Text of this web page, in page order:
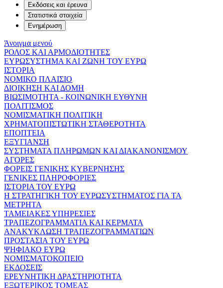
Εκδόσεις και έρευνα
Στατιστικά στοιχεία
Ενημέρωση
Άνοιγμα μενού
ΡΟΛΟΣ ΚΑΙ ΑΡΜΟΔΙΟΤΗΤΕΣ
ΕΥΡΩΣΥΣΤΗΜΑ ΚΑΙ ΖΩΝΗ ΤΟΥ ΕΥΡΩ
ΙΣΤΟΡΙΑ
ΝΟΜΙΚΟ ΠΛΑΙΣΙΟ
ΔΙΟΙΚΗΣΗ ΚΑΙ ΔΟΜΗ
ΒΙΩΣΙΜΟΤΗΤΑ - ΚΟΙΝΩΝΙΚΗ ΕΥΘΥΝΗ
ΠΟΛΙΤΙΣΜΟΣ
ΝΟΜΙΣΜΑΤΙΚΗ ΠΟΛΙΤΙΚΗ
ΧΡΗΜΑΤΟΠΙΣΤΩΤΙΚΗ ΣΤΑΘΕΡΟΤΗΤΑ
ΕΠΟΠΤΕΙΑ
ΕΞΥΓΙΑΝΣΗ
ΣΥΣΤΗΜΑΤΑ ΠΛΗΡΩΜΩΝ ΚΑΙ ΔΙΑΚΑΝΟΝΙΣΜΟΥ
ΑΓΟΡΕΣ
ΦΟΡΕΙΣ ΓΕΝΙΚΗΣ ΚΥΒΕΡΝΗΣΗΣ
ΓΕΝΙΚΕΣ ΠΛΗΡΟΦΟΡΙΕΣ
ΙΣΤΟΡΙΑ ΤΟΥ ΕΥΡΩ
Η ΣΤΡΑΤΗΓΙΚΗ ΤΟΥ ΕΥΡΩΣΥΣΤΗΜΑΤΟΣ ΓΙΑ ΤΑ
ΜΕΤΡΗΤΑ
ΤΑΜΕΙΑΚΕΣ ΥΠΗΡΕΣΙΕΣ
ΤΡΑΠΕΖΟΓΡΑΜΜΑΤΙΑ ΚΑΙ ΚΕΡΜΑΤΑ
ΑΝΑΚΥΚΛΩΣΗ ΤΡΑΠΕΖΟΓΡΑΜΜΑΤΙΩΝ
ΠΡΟΣΤΑΣΙΑ ΤΟΥ ΕΥΡΩ
ΨΗΦΙΑΚΟ ΕΥΡΩ
ΝΟΜΙΣΜΑΤΟΚΟΠΕΙΟ
ΕΚΔΟΣΕΙΣ
ΕΡΕΥΝΗΤΙΚΗ ΔΡΑΣΤΗΡΙΟΤΗΤΑ
ΕΞΩΤΕΡΙΚΟΣ ΤΟΜΕΑΣ